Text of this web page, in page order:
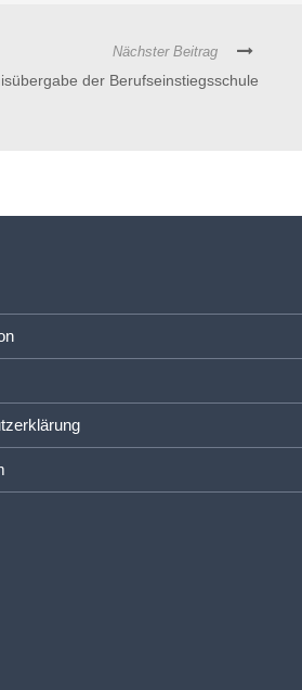
Nächster Beitrag
der Berufseinstiegsschule